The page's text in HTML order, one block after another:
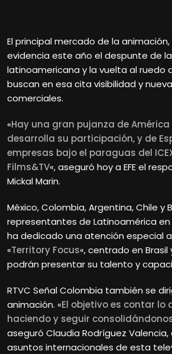
El principal mercado de la animación,
evidencia este año el despunte de
latinoamericana y la vuelta al ruedo
buscan en esa cita visibilidad y
comerciales.
«Hay una gran pujanza de
desarrolla su participación, y de
empresas bajo el paraguas del
Films&TV«, aseguró hoy a EFE el
Mickal Marin.
México, Colombia, Argentina, Chile y
representantes de Latinoamérica
ha dedicado una atención especial
«Territory Focus«, centrado en Brasil
podrán presentar su talento y
RTVC Señal Colombia también se
animación. «El objetivo es contar lo
haciendo y seguir
aseguró Claudia Rodríguez
asuntos internacionales de esta